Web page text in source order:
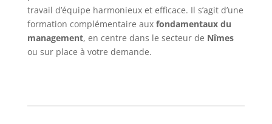
travail d’équipe harmonieux et efficace. Il s’agit d’une
formation complémentaire aux fondamentaux du
management, en centre dans le secteur de Nîmes
ou sur place à votre demande.